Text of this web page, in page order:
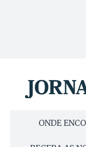
ONDE